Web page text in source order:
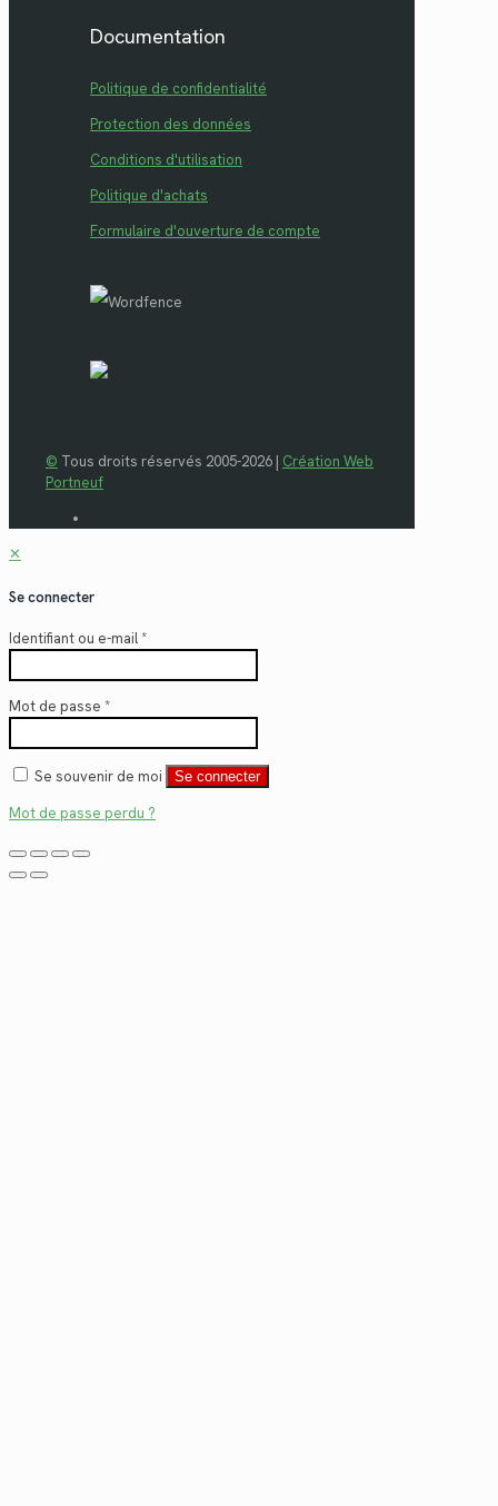
Documentation
Politique de confidentialité
Protection des données
Conditions d'utilisation
Politique d'achats
Formulaire d'ouverture de compte
© Tous droits réservés 2005-2026 | Création Web
Portneuf
✕
Se connecter
Identifiant ou e-mail*
Mot de passe *
Se souvenir de moi Se connecter
Mot de passe perdu ?